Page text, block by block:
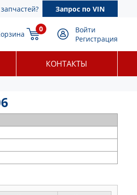
Запрос по VIN
0
Войти
Регистрация
КОНТАКТЫ